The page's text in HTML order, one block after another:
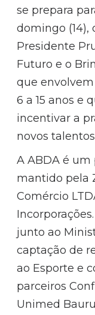
se prepara
domingo (14),
Presidente
Futuro e o
que
6 a 15 anos e
incentivar a
novos
A ABDA é
mantido pela
Comércio
junto ao
captação de
ao Esporte e
parceiros
Unimed